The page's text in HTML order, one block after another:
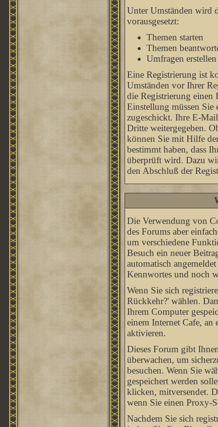
Unter Umständen wird
vorausgesetzt:
Themen starten
Themen
Umfragen
Eine Registrierung ist
Umständen vor Ihrer
die Registrierung einen
Einstellung müssen Sie
zugeschickt. Ihre E-
Dritte weitergegeben.
können Sie mit Hilfe
bestimmt haben, dass
überprüft wird. Dazu
den Abschluß der
Die Verwendung von
des Forums aber
um verschiedene
Besuch ein neuer
automatisch
Kennwortes und noch
Wenn Sie sich
Rückkehr?' wählen.
Ihrem Computer
einem Internet Cafe, an
aktivieren.
Dieses Forum gibt
überwachen, um
besuchen. Wenn Sie
gespeichert werden
klicken, mitversendet.
wenn Sie einen Proxy-
Nachdem Sie sich